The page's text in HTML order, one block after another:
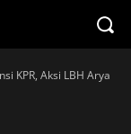
KPR, Aksi LBH Arya